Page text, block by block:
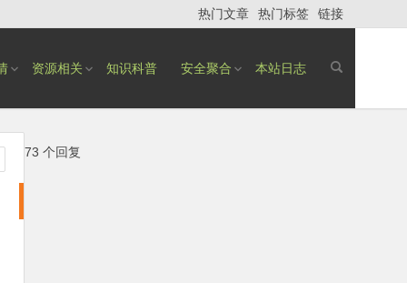
热门文章 热门标签 链接
资源相关 知识科普 安全聚合 本站日志
73 个回复